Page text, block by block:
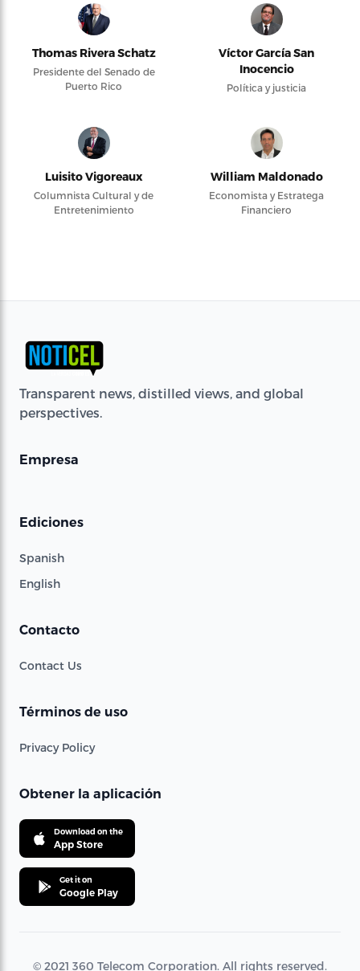
Thomas Rivera Schatz
Presidente del Senado de
Puerto Rico
Víctor García San
Inocencio
Política y justicia
Luisito Vigoreaux
Columnista Cultural y de
Entretenimiento
William Maldonado
Economista y Estratega
Financiero
Transparent news, distilled views, and global
perspectives.
Empresa
Ediciones
Spanish
English
Contacto
Contact Us
Términos de uso
Privacy Policy
Obtener la aplicación
Download on the
App Store
Get it on
Google Play
© 2021 360 Telecom Corporation. All rights reserved.